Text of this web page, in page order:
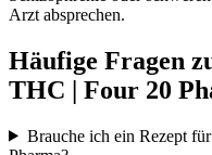
Arzt absprechen.
Häufige Fragen
THC | Four 20
Brauche ich ein Rezept